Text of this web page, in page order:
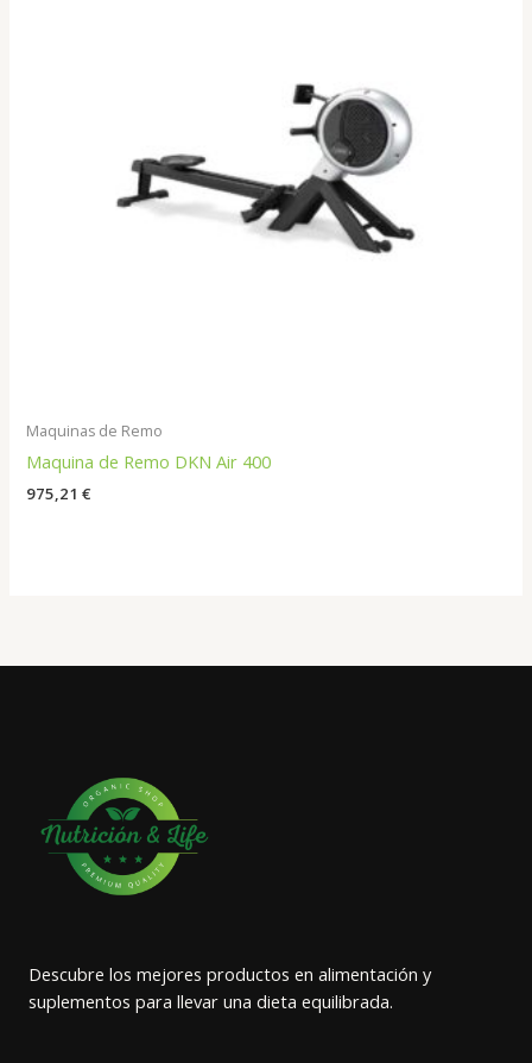
Maquinas de Remo
Maquina de Remo DKN Air 400
975,21€
Descubre los mejores productos en alimentación y
suplementos para llevar una dieta equilibrada.